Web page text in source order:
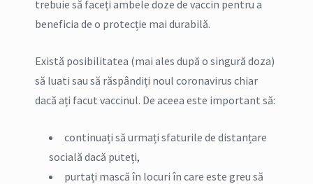
trebuie să faceți ambele doze de vaccin pentru a
beneficia de o protecție mai durabilă.
Există posibilitatea (mai ales după o singură doza)
să luati sau să răspândiți noul coronavirus chiar
dacă ați facut vaccinul. De aceea este important să:
continuați să urmați sfaturile de distanțare
socială dacă puteți,
purtați mască în locuri în care este greu să